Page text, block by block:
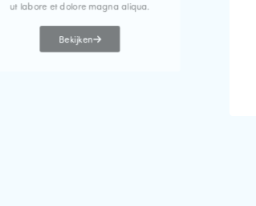
ut labore et dolore magna aliqua.
Bekijken